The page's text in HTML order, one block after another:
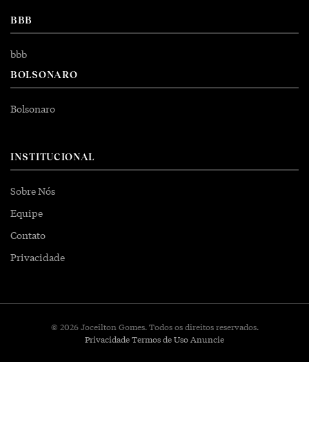
BBB
bbb
BOLSONARO
Bolsonaro
INSTITUCIONAL
Sobre Nós
Equipe
Contato
Privacidade
© 2026 Joceilton Gomes. Todos os direitos reservados.
PrivacidadeTermos de UsoAnuncie